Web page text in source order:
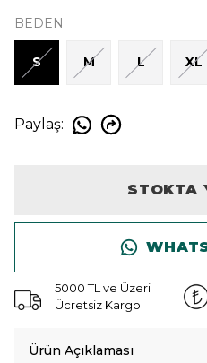
BEDEN
S M L XL
Paylaş:
STOKTA
5000 TL ve Üzeri
Ücretsiz Kargo
Ürün Açıklaması